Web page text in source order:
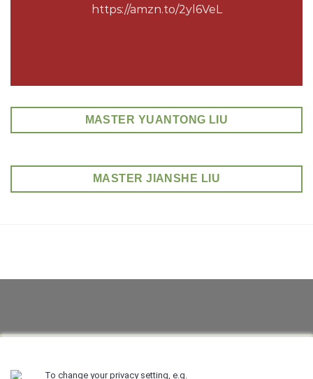
https://amzn.to/2yl6VeL
MASTER YUANTONG LIU
MASTER JIANSHE LIU
To change your privacy setting, e.g.